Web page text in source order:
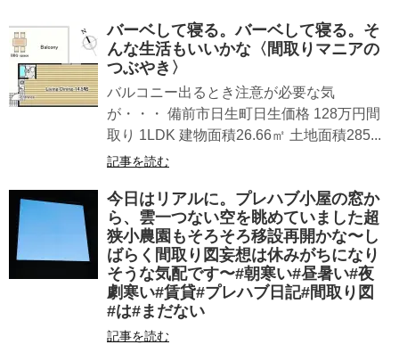
バーベして寝る。バーベして寝る。そ
んな生活もいいかな〈間取りマニアの
つぶやき〉
バルコニー出るとき注意が必要な気
が・・・ 備前市日生町日生価格 128万円間
取り 1LDK 建物面積26.66㎡ 土地面積285...
記事を読む
今日はリアルに。プレハブ小屋の窓か
ら、雲一つない空を眺めていました超
狭小農園もそろそろ移設再開かな〜し
ばらく間取り図妄想は休みがちになり
そうな気配です〜#朝寒い#昼暑い#夜
劇寒い#賃貸#プレハブ日記#間取り図
#は#まだない
記事を読む